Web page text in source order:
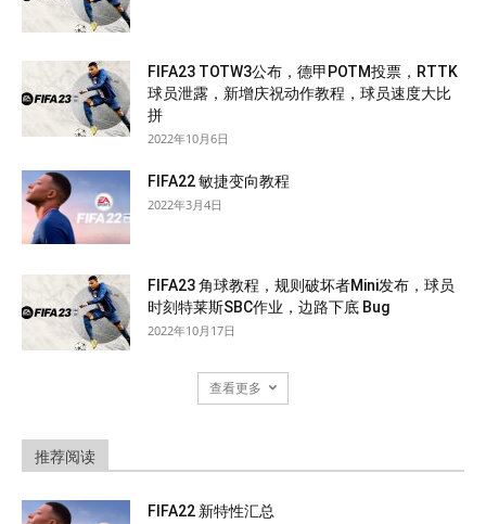
FIFA23 TOTW3公布，德甲POTM投票，RTTK
球员泄露，新增庆祝动作教程，球员速度大比
拼
2022年10月6日
FIFA22 敏捷变向教程
2022年3月4日
FIFA23 角球教程，规则破坏者Mini发布，球员
时刻特莱斯SBC作业，边路下底 Bug
2022年10月17日
查看更多
推荐阅读
FIFA22 新特性汇总